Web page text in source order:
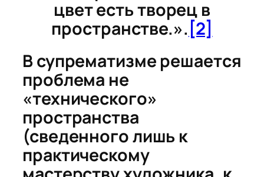
цвет есть творец в
пространстве.». [2]
В супрематизме решается
проблема не
«технического»
пространства
(сведенного лишь к
практическому